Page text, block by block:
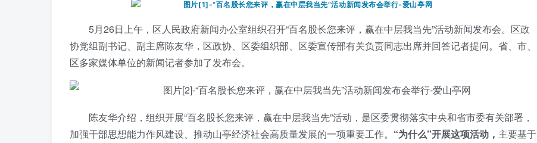
5月26日上午，区人民政府新闻办公室组织召开“百名股长您来评，赢在中层我当先”活动新闻发布会。区政
协党组副书记、副主席陈友华，区政协、区委组织部、区委宣传部有关负责同志出席并回答记者提问。省、市、
区多家媒体单位的新闻记者参加了发布会。
陈友华介绍，组织开展“百名股长您来评，赢在中层我当先”活动，是区委贯彻落实中央和省市委有关部署，
加强干部思想能力作风建设、推动山亭经济社会高质量发展的一项重要工作。 “为什么”开展这项活动， 主要基于
登录
手机号
记住登录